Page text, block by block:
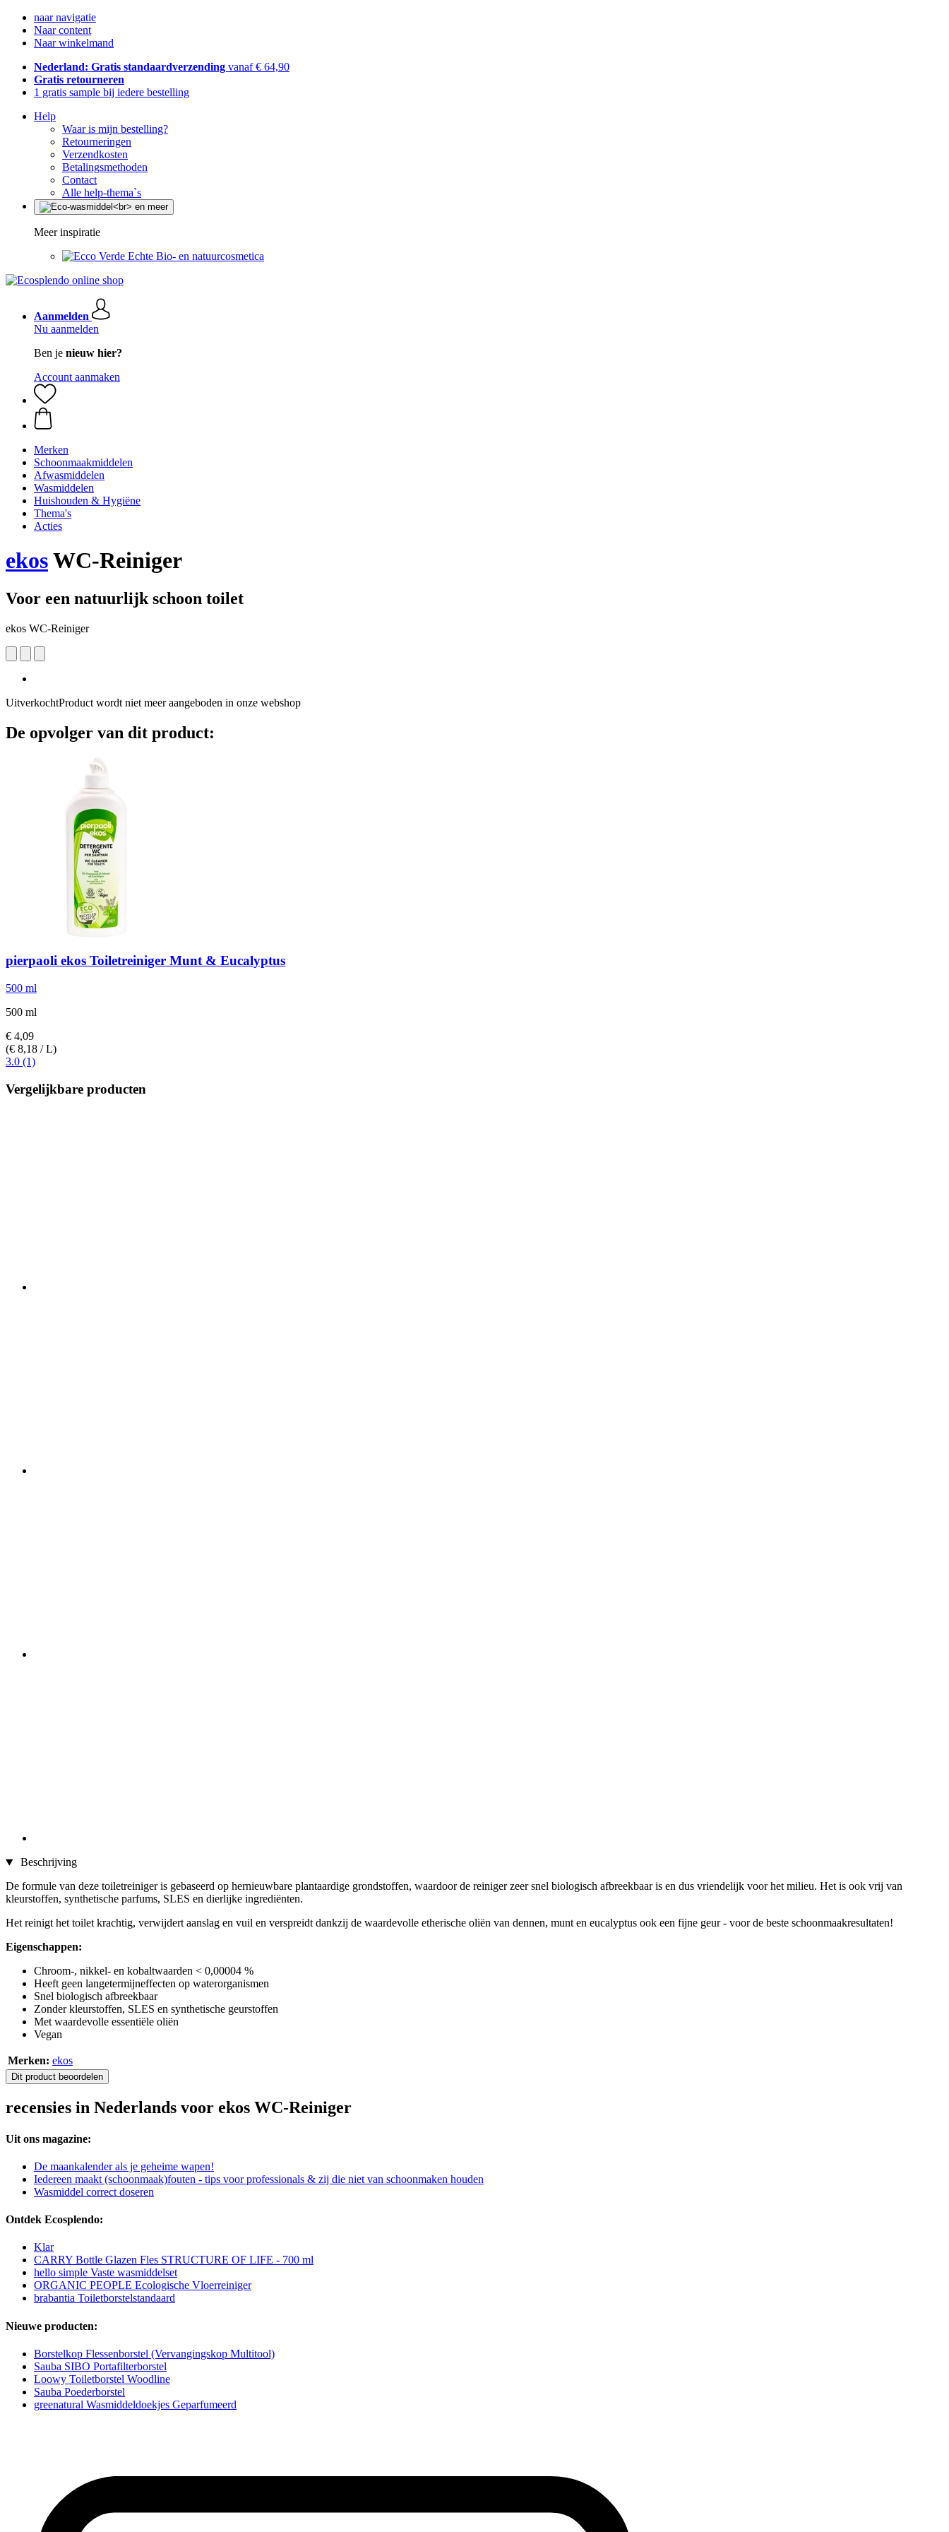
naar navigatie
Naar content
Naar winkelmand
Nederland: Gratis standaardverzending vanaf € 64,90
Gratis retourneren
1 gratis sample bij iedere bestelling
Help
Waar is mijn bestelling?
Retourneringen
Verzendkosten
Betalingsmethoden
Contact
Alle help-thema`s
Meer inspiratie
Echte Bio- en natuurcosmetica
Aanmelden
Nu aanmelden
Ben je nieuw hier?
Account aanmaken
Merken
Schoonmaakmiddelen
Afwasmiddelen
Wasmiddelen
Huishouden & Hygiëne
Thema's
Acties
ekosWC-Reiniger
Voor een natuurlijk schoon toilet
ekos WC-Reiniger
UitverkochtProduct wordt niet meer aangeboden in onze webshop
De opvolger van dit product:
pierpaoli ekos Toiletreiniger Munt & Eucalyptus
500 ml
500 ml
€ 4,09
(€ 8,18 / L)
3.0 (1)
Vergelijkbare producten
Beschrijving
De formule van deze toiletreiniger is gebaseerd op hernieuwbare plantaardige grondstoffen, waardoor de reiniger zeer snel biologisch afbreekbaar is en dus vriendelijk voor het milieu. Het is ook vrij van
kleurstoffen, synthetische parfums, SLES en dierlijke ingrediënten.
Het reinigt het toilet krachtig, verwijdert aanslag en vuil en verspreidt dankzij de waardevolle etherische oliën van dennen, munt en eucalyptus ook een fijne geur - voor de beste schoonmaakresultaten!
Eigenschappen:
Chroom-, nikkel- en kobaltwaarden < 0,00004 %
Heeft geen langetermijneffecten op waterorganismen
Snel biologisch afbreekbaar
Zonder kleurstoffen, SLES en synthetische geurstoffen
Met waardevolle essentiële oliën
Vegan
Merken: ekos
Dit product beoordelen
recensies in Nederlands voor ekos WC-Reiniger
Uit ons magazine:
De maankalender als je geheime wapen!
Iedereen maakt (schoonmaak)fouten - tips voor professionals & zij die niet van schoonmaken houden
Wasmiddel correct doseren
Ontdek Ecosplendo:
Klar
CARRY Bottle Glazen Fles STRUCTURE OF LIFE - 700 ml
hello simple Vaste wasmiddelset
ORGANIC PEOPLE Ecologische Vloerreiniger
brabantia Toiletborstelstandaard
Nieuwe producten:
Borstelkop Flessenborstel (Vervangingskop Multitool)
Sauba SIBO Portafilterborstel
Loowy Toiletborstel Woodline
Sauba Poederborstel
greenatural Wasmiddeldoekjes Geparfumeerd